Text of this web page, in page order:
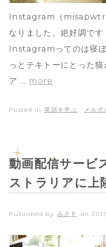
Instagram（
なりました。絶好調です
Instagramってのは寝
っとテキトーにとった
ア … more
Posted in 英語を学ぶ , メルボ
動画配信サービ
ストラリアに上
Published by みさＰ on